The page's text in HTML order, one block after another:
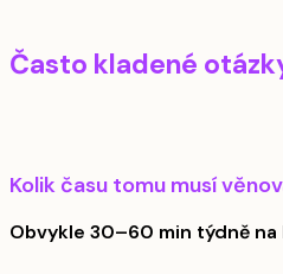
Často kladené
Kolik času tomu musí
Obvykle 30–60 min týdně